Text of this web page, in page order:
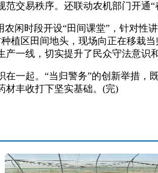
交易秩序。还联动农机部门开通
时段开设“田间课堂”，针对性
植区田间地头，现场向正在移栽
一线，切实提升了民众守法意识
起。“当归警务”的创新举措，
材丰收打下坚实基础。(完)